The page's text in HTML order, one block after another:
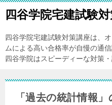
四谷学院宅建試験
四谷学院宅建試験対策講座は、
ムによる高い合格率が自慢の通
四谷学院はスピーディーな対策
「過去の統計情報